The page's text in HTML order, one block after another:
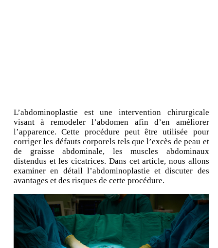
L’abdominoplastie est une intervention chirurgicale
visant à remodeler l’abdomen afin d’en améliorer
l’apparence. Cette procédure peut être utilisée pour
corriger les défauts corporels tels que l’excès de peau et
de graisse abdominale, les muscles abdominaux
distendus et les cicatrices. Dans cet article, nous allons
examiner en détail l’abdominoplastie et discuter des
avantages et des risques de cette procédure.